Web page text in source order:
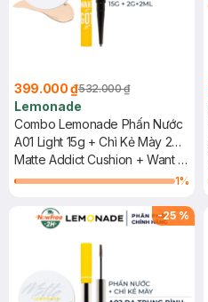
399.000 ₫532.000 ₫
Lemonade
Combo Lemonade Phấn Nước
A01 Light 15g + Chì Kẻ Mày 2
Đầu 01 Nâu Đậm 2g+2ml
Matte Addict Cushion + Want It
Got It Dual Eyebrow #01 Dark1%
-25 %